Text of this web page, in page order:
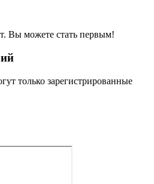
Вы можете стать первым!
только зарегистрированные